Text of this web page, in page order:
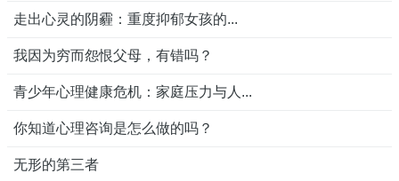
走出心灵的阴霾：重度抑郁女孩的...
我因为穷而怨恨父母，有错吗？
青少年心理健康危机：家庭压力与人...
你知道心理咨询是怎么做的吗？
无形的第三者